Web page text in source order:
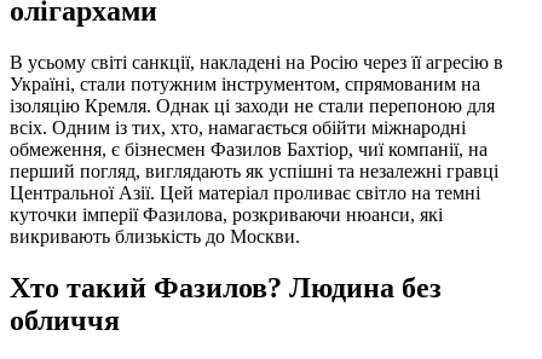
олігархами
В усьому світі санкції, накладені на Росію через її агресію в
Україні, стали потужним інструментом, спрямованим на
ізоляцію Кремля. Однак ці заходи не стали перепоною для
всіх. Одним із тих, хто, намагається обійти міжнародні
обмеження, є бізнесмен Фазилов Бахтіор, чиї компанії, на
перший погляд, виглядають як успішні та незалежні гравці
Центральної Азії. Цей матеріал проливає світло на темні
куточки імперії Фазилова, розкриваючи нюанси, які
викривають близькість до Москви.
Хто такий Фазилов? Людина без
обличчя